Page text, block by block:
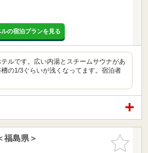
の宿泊プランを見る
ルです。広い内湯とスチームサウナがあ
の1/3ぐらいが浅くなってます。宿泊者
お気に入
りに追加
島県＞